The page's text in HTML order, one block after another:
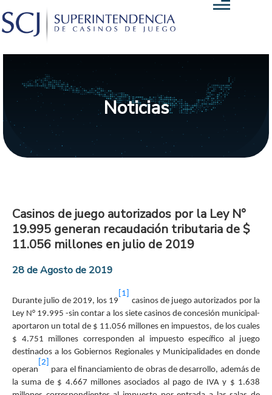
Noticias
Casinos de juego autorizados por la Ley N°
19.995 generan recaudación tributaria de $
11.056 millones en julio de 2019
28 de Agosto de 2019
Durante julio de 2019, los 19
[1]
casinos de juego autorizados por la
Ley N° 19.995 -sin contar a los siete casinos de concesión municipal-
aportaron un total de $ 11.056 millones en impuestos, de los cuales
$ 4.751 millones corresponden al impuesto específico al juego
destinados a los Gobiernos Regionales y Municipalidades en donde
operan
[2]
para el financiamiento de obras de desarrollo, además de
la suma de $ 4.667 millones asociados al pago de IVA y $ 1.638